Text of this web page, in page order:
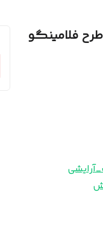
فلامینگو